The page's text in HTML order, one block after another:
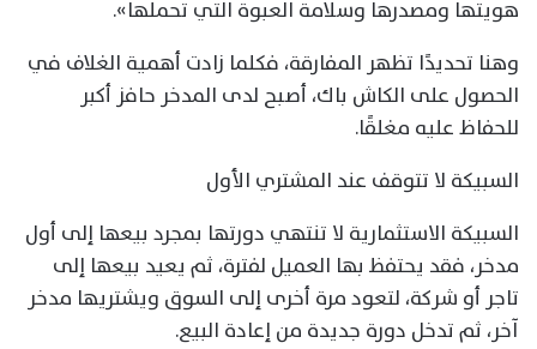
هويتها ومصدرها وسلامة العبوة التي تحملها».
وهنا تحديدًا تظهر المفارقة، فكلما زادت أهمية الغلاف في
الحصول على الكاش باك، أصبح لدى المدخر حافز أكبر
للحفاظ عليه مغلقًا.
السبيكة لا تتوقف عند المشتري الأول
السبيكة الاستثمارية لا تنتهي دورتها بمجرد بيعها إلى أول
مدخر، فقد يحتفظ بها العميل لفترة، ثم يعيد بيعها إلى
تاجر أو شركة، لتعود مرة أخرى إلى السوق ويشتريها مدخر
آخر، ثم تدخل دورة جديدة من إعادة البيع.